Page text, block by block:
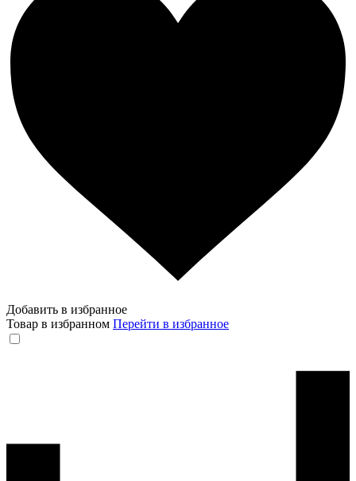
Добавить в избранное
Товар в избранном Перейти в избранное